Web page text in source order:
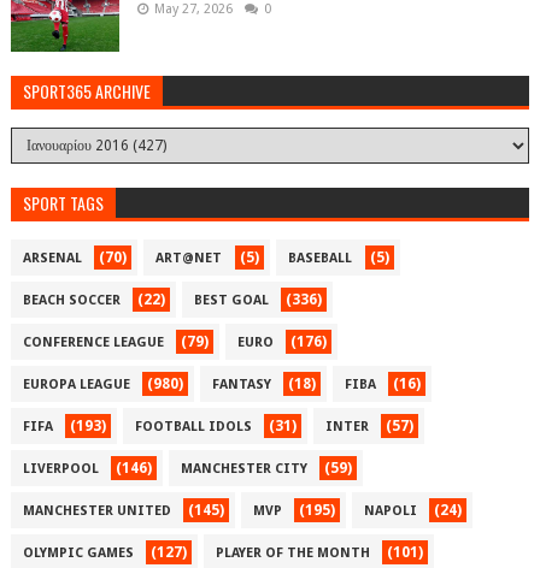
May 27, 2026 0
SPORT365 ARCHIVE
SPORT TAGS
ARSENAL (70) ART@NET (5) BASEBALL (5)
BEACH SOCCER (22) BEST GOAL (336)
CONFERENCE LEAGUE (79) EURO (176)
EUROPA LEAGUE (980) FANTASY (18) FIBA (16)
FIFA (193) FOOTBALL IDOLS (31) INTER (57)
LIVERPOOL (146) MANCHESTER CITY (59)
MANCHESTER UNITED (145) MVP (195) NAPOLI (24)
OLYMPIC GAMES (127) PLAYER OF THE MONTH (101)